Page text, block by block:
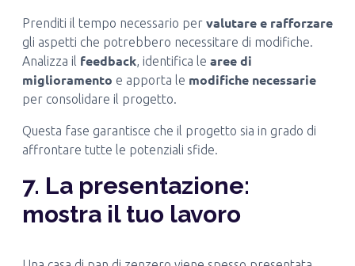
Prenditi il tempo necessario per valutare e rafforzare
gli aspetti che potrebbero necessitare di modifiche.
Analizza il feedback, identifica le aree di
miglioramento e apporta le modifiche necessarie
per consolidare il progetto.
Questa fase garantisce che il progetto sia in grado di
affrontare tutte le potenziali sfide.
7. La presentazione:
mostra il tuo lavoro